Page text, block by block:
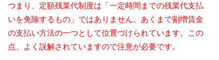
つまり、定額残業代制度は「一定時間までの残業代支払
いを免除するもの」ではありません。あくまで割増賃金
の支払い方法の一つとして位置づけられています。この
点、よく誤解されていますので注意が必要です。